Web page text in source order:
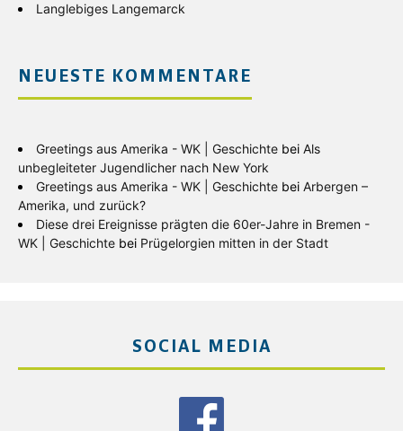
Langlebiges Langemarck
NEUESTE KOMMENTARE
Greetings aus Amerika - WK | Geschichte bei Als
unbegleiteter Jugendlicher nach New York
Greetings aus Amerika - WK | Geschichte bei Arbergen –
Amerika, und zurück?
Diese drei Ereignisse prägten die 60er-Jahre in Bremen -
WK | Geschichte bei Prügelorgien mitten in der Stadt
SOCIAL MEDIA